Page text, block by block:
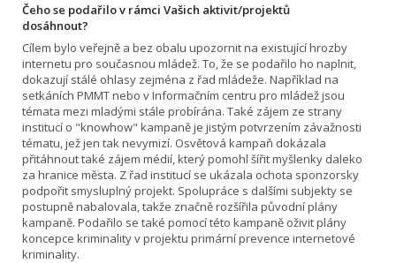
Čeho se podařilo v rámci Vašich aktivit/projektů
dosáhnout?
Cílem bylo veřejně a bez obalu upozornit na existující hrozby
internetu pro současnou mládež. To, že se podařilo ho naplnit,
dokazují stálé ohlasy zejména z řad mládeže. Například na
setkáních PMMT nebo v Informačním centru pro mládež jsou
témata mezi mladými stále probírána. Také zájem ze strany
institucí o "knowhow" kampaně je jistým potvrzením závažnosti
tématu, jež jen tak nevymizí. Osvětová kampaň dokázala
přitáhnout také zájem médií, který pomohl šířit myšlenky daleko
za hranice města. Z řad institucí se ukázala ochota sponzorsky
podpořit smysluplný projekt. Spolupráce s dalšími subjekty se
postupně nabalovala, takže značně rozšířila původní plány
kampaně. Podařilo se také pomocí této kampaně oživit plány
koncepce kriminality v projektu primární prevence internetové
kriminality.